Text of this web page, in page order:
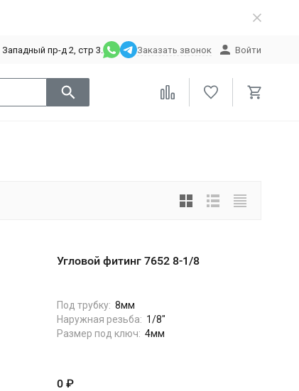
пр-д 2, стр 3. Заказать звонок Войти
Угловой фитинг 7652 8-1/8
Под трубку: 8мм
Наружная резьба: 1/8"
Размер под ключ: 4мм
0 ₽